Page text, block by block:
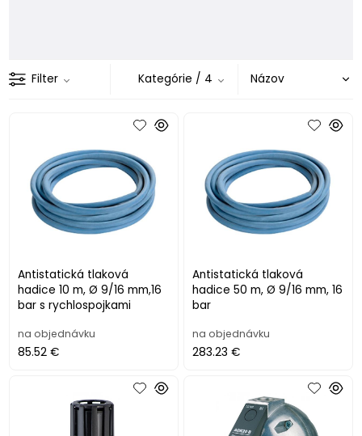
Filter Kategórie / 4
Antistatická tlaková
hadice 10 m, Ø 9/16 mm,16
bar s rychlospojkami
na objednávku
85.52 €
Antistatická tlaková
hadice 50 m, Ø 9/16 mm, 16
bar
na objednávku
283.23 €